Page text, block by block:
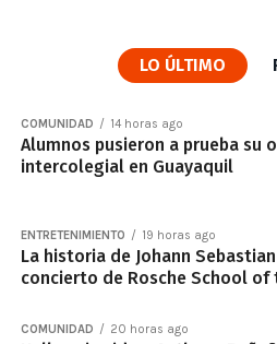
LO ÚLTIMO
COMUNIDAD 14 horas ago
Alumnos pusieron a prueba su
intercolegial en Guayaquil
ENTRETENIMIENTO 19 horas ago
La historia de Johann
concierto de Rosche School of
COMUNIDAD 20 horas ago